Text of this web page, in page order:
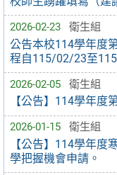
2026-02-23 衛生組
公告本校114學年度
程自115/02/23至
2026-02-05 衛生組
【公告】114學年度
2026-01-15 衛生組
【公告】114學年度
學把握機會申請。